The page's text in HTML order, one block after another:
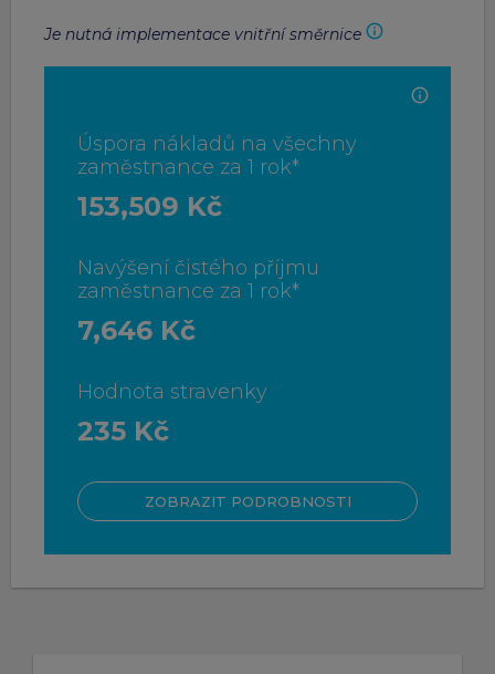
Je nutná implementace vnitřní směrnice
Úspora nákladů na všechny
zaměstnance za 1 rok*
153,509 Kč
Navýšení čistého příjmu
zaměstnance za 1 rok*
7,646 Kč
Hodnota stravenky
235 Kč
ZOBRAZIT PODROBNOSTI